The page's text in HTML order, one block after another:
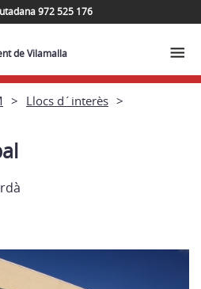
972 525 176
de Vilamalla
Llocs d´interès